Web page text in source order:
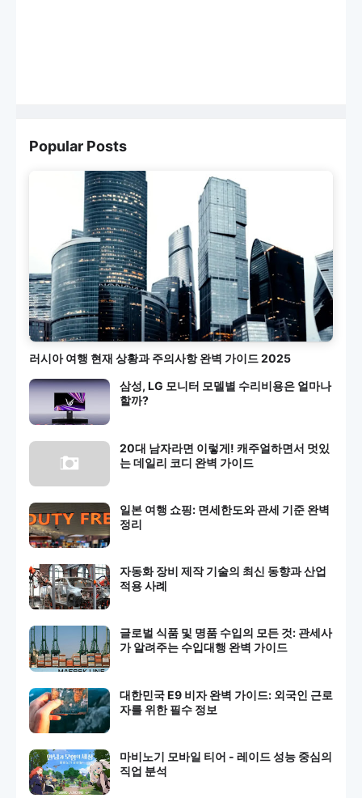
Popular Posts
러시아 여행 현재 상황과 주의사항 완벽 가이드 2025
삼성, LG 모니터 모델별 수리비용은 얼마나
할까?
20대 남자라면 이렇게! 캐주얼하면서 멋있
는 데일리 코디 완벽 가이드
일본 여행 쇼핑: 면세한도와 관세 기준 완벽
정리
자동화 장비 제작 기술의 최신 동향과 산업
적용 사례
글로벌 식품 및 명품 수입의 모든 것: 관세사
가 알려주는 수입대행 완벽 가이드
대한민국 E9 비자 완벽 가이드: 외국인 근로
자를 위한 필수 정보
마비노기 모바일 티어 - 레이드 성능 중심의
직업 분석